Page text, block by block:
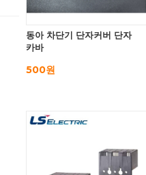
동아 차단기 단자커버 단자
카바
500원